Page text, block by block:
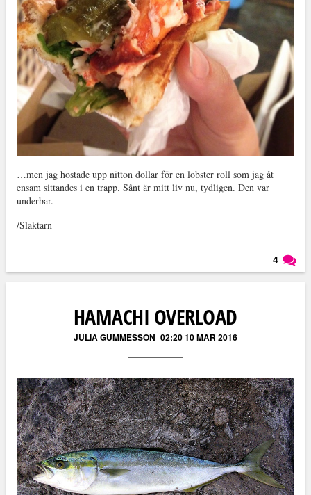
…men jag hostade upp nitton dollar för en lobster roll som jag åt
ensam sittandes i en trapp. Sånt är mitt liv nu, tydligen. Den var
underbar.
/Slaktarn
4
HAMACHI OVERLOAD
JULIA GUMMESSON 02:20 10 MAR 2016